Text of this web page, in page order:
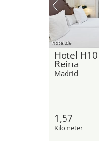
hotel.de
Hotel
Reina
Madrid
1,57
Kilometer